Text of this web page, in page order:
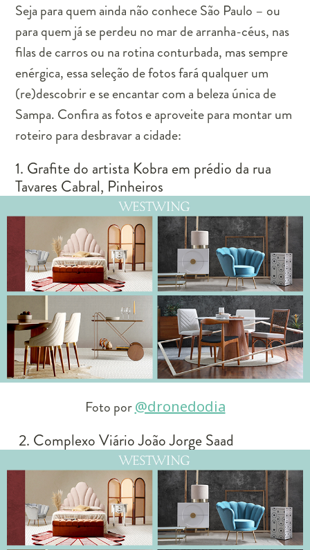
Seja para quem ainda não conhece São Paulo – ou
para quem já se perdeu no mar de arranha-céus, nas
filas de carros ou na rotina conturbada, mas sempre
enérgica, essa seleção de fotos fará qualquer um
(re)descobrir e se encantar com a beleza única de
Sampa. Confira as fotos e aproveite para montar um
roteiro para desbravar a cidade:
1. Grafite do artista Kobra em prédio da rua
Tavares Cabral, Pinheiros
Foto por@dronedodia
2. Complexo Viário João Jorge Saad